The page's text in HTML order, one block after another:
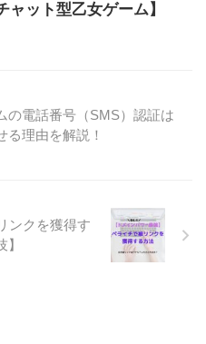
ャット型乙女ゲーム】
の電話番号（SMS）認証は
る理由を解説！
ンクを獲得す